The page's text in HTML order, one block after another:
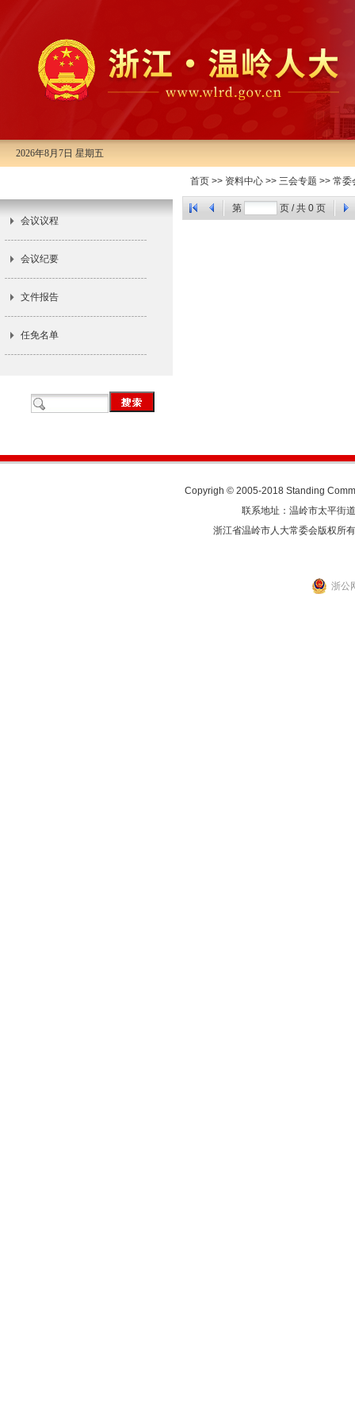
2026年8月7日 星期五
会议议程
会议纪要
文件报告
任免名单
首页 >> 资料中心 >> 三会专题 >> 常委
第 页 / 共 0 页
Copyrigh © 2005-2018 Standing
联系地址：温岭市太平
浙江省温岭市人大常委会版权所
浙公